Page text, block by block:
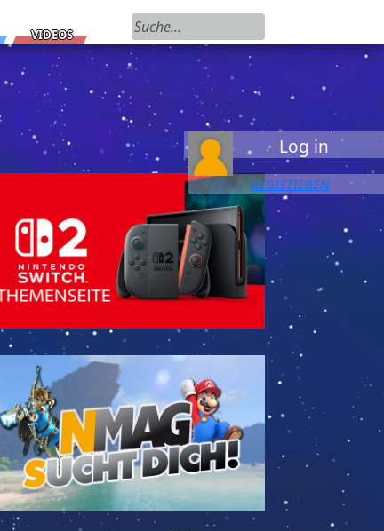
VIDEOS
Suchen nach:
Log in
REGISTIEREN